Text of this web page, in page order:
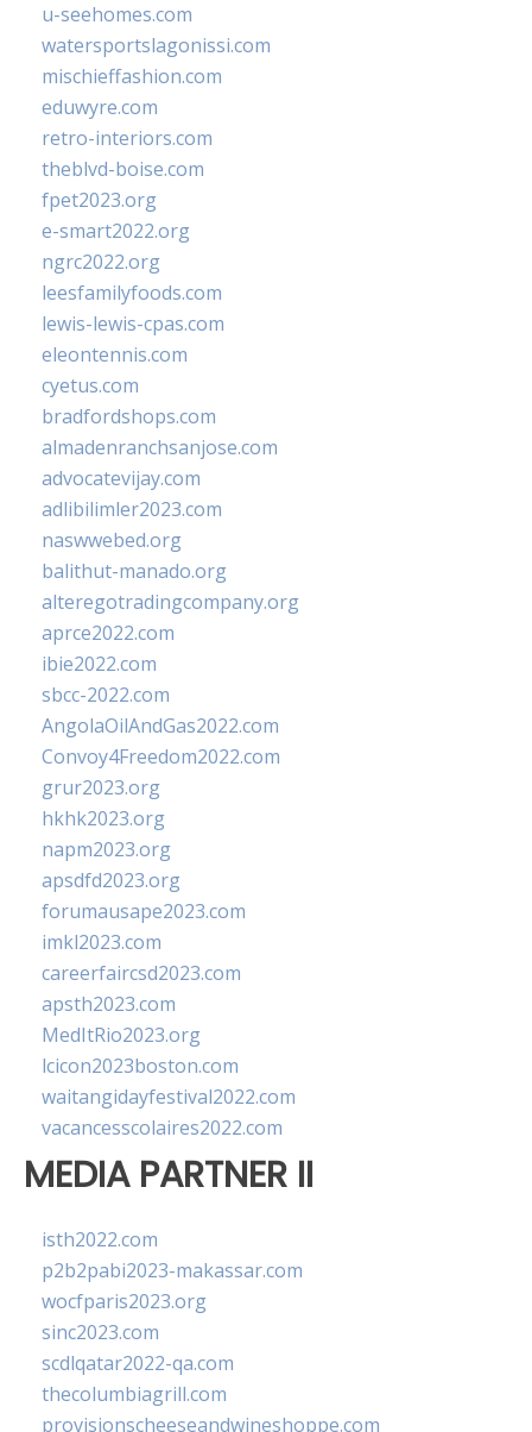
u-seehomes.com
watersportslagonissi.com
mischieffashion.com
eduwyre.com
retro-interiors.com
theblvd-boise.com
fpet2023.org
e-smart2022.org
ngrc2022.org
leesfamilyfoods.com
lewis-lewis-cpas.com
eleontennis.com
cyetus.com
bradfordshops.com
almadenranchsanjose.com
advocatevijay.com
adlibilimler2023.com
naswwebed.org
balithut-manado.org
alteregotradingcompany.org
aprce2022.com
ibie2022.com
sbcc-2022.com
AngolaOilAndGas2022.com
Convoy4Freedom2022.com
grur2023.org
hkhk2023.org
napm2023.org
apsdfd2023.org
forumausape2023.com
imkl2023.com
careerfaircsd2023.com
apsth2023.com
MedItRio2023.org
lcicon2023boston.com
waitangidayfestival2022.com
vacancesscolaires2022.com
MEDIA PARTNER II
isth2022.com
p2b2pabi2023-makassar.com
wocfparis2023.org
sinc2023.com
scdlqatar2022-qa.com
thecolumbiagrill.com
provisionscheeseandwineshoppe.com